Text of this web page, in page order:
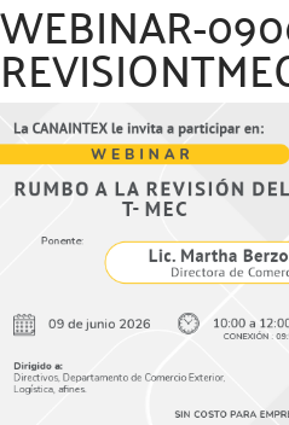
WEBINAR-